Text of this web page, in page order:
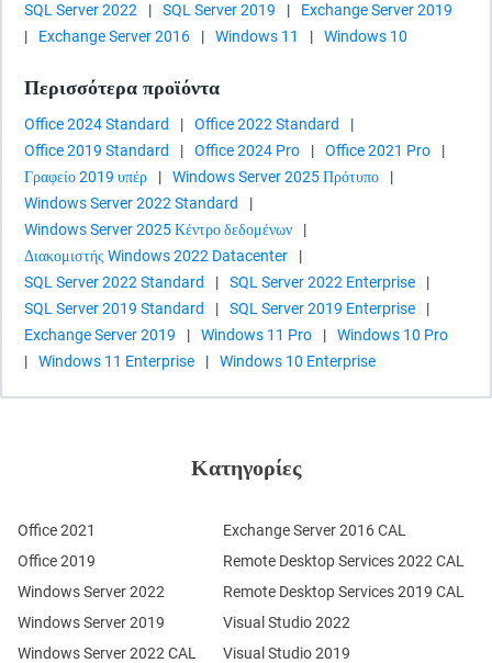
SQL Server 2022
| SQL Server 2019 |
Exchange Server 2019
|
Exchange Server 2016 | Windows 11 | Windows 10
Περισσότερα προϊόντα
Office 2024 Standard | Office 2022 Standard
|
Office 2019 Standard
| Office 2024 Pro | Office 2021 Pro
|
Γραφείο 2019 υπέρ
| Windows Server 2025 Πρότυπο
|
Windows Server 2022 Standard
|
Windows Server 2025 Κέντρο δεδομένων
|
Διακομιστής Windows 2022 Datacenter
|
SQL Server 2022 Standard
| SQL Server 2022 Enterprise
|
SQL Server 2019 Standard
| SQL Server 2019 Enterprise
|
Exchange Server 2019
| Windows 11 Pro |
Windows 10 Pro
|
Windows 11 Enterprise | Windows 10 Enterprise
Κατηγορίες
Office 2021
Office 2019
Windows Server 2022
Windows Server 2019
Windows Server 2022 CAL
Remote Desktop Services 2022 CAL
Remote Desktop Services 2019 CAL
Exchange Server 2016 CAL
Visual Studio 2022
Visual Studio 2019